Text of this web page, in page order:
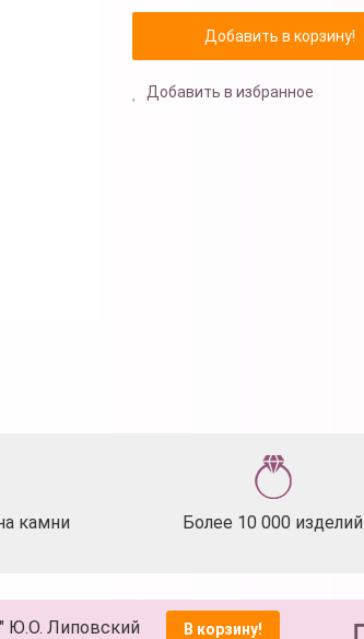
Добавить в избранное
камни
Более 10 000 изделий
Ю.О. Липовский В корзину!